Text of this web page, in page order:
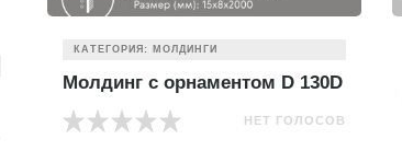
КАТЕГОРИЯ: МОЛДИНГИ
Молдинг с орнаментом D 130D
НЕТ ГОЛОСОВ